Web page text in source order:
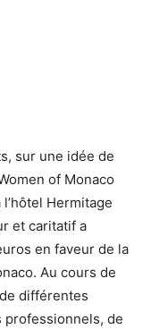
sur une idée de
of Monaco
Hermitage
et caritatif a
en faveur de la
Au cours de
différentes
de